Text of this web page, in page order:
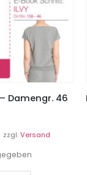
Damengr. 46
zzgl.Versand